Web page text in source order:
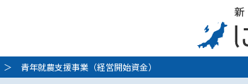
＞ 青年就農支援事業（経営開始資金）